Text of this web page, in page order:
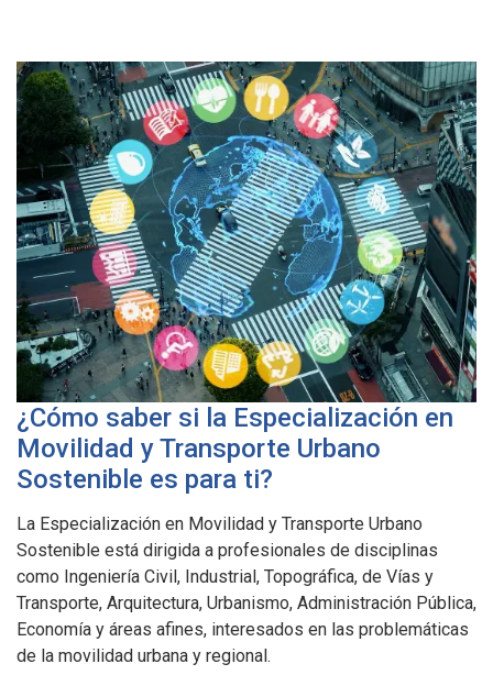
¿Cómo saber si la Especialización en
Movilidad y Transporte Urbano
Sostenible es para ti?
La Especialización en Movilidad y Transporte Urbano
Sostenible está dirigida a profesionales de disciplinas
como Ingeniería Civil, Industrial, Topográfica, de Vías y
Transporte, Arquitectura, Urbanismo, Administración Pública,
Economía y áreas afines, interesados en las problemáticas
de la movilidad urbana y regional.